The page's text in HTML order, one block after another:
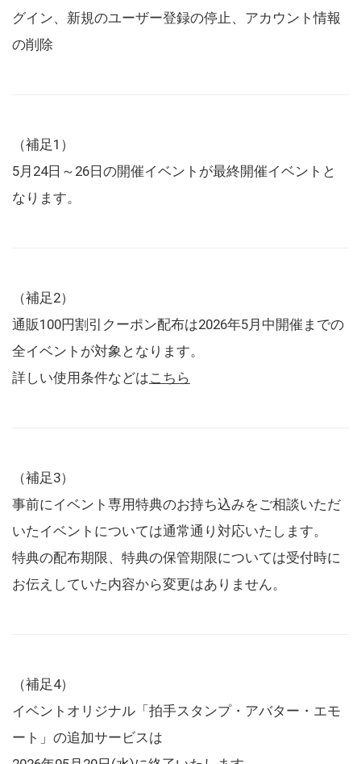
グイン、新規のユーザー登録の停止、アカウント情報
の削除
（補足1）
5月24日～26日の開催イベントが最終開催イベントと
なります。
（補足2）
通販100円割引クーポン配布は2026年5月中開催までの
全イベントが対象となります。
詳しい使用条件などはこちら
（補足3）
事前にイベント専用特典のお持ち込みをご相談いただ
いたイベントについては通常通り対応いたします。
特典の配布期限、特典の保管期限については受付時に
お伝えしていた内容から変更はありません。
（補足4）
イベントオリジナル「拍手スタンプ・アバター・エモ
ート」の追加サービスは